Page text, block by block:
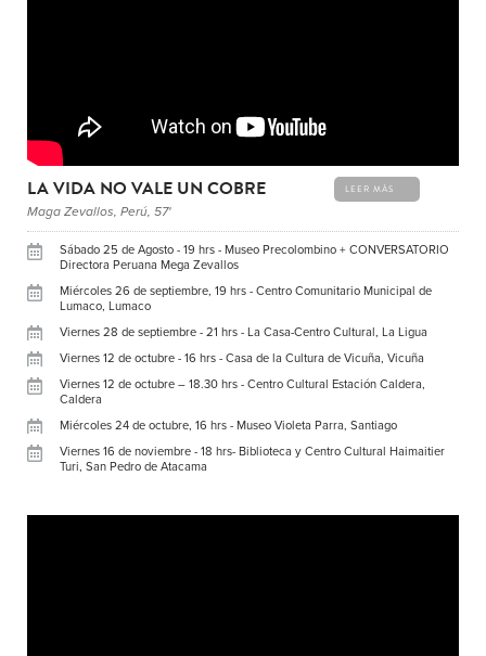
LA VIDA NO VALE UN COBRE LEER MÁS
Maga Zevallos, Perú, 57'
Sábado 25 de Agosto - 19 hrs - Museo Precolombino + CONVERSATORIO
Directora Peruana Mega Zevallos
Miércoles 26 de septiembre, 19 hrs - Centro Comunitario Municipal de
Lumaco, Lumaco
Viernes 28 de septiembre - 21 hrs - La Casa-Centro Cultural, La Ligua
Viernes 12 de octubre - 16 hrs - Casa de la Cultura de Vicuña, Vicuña
Viernes 12 de octubre – 18.30 hrs - Centro Cultural Estación Caldera,
Caldera
Miércoles 24 de octubre, 16 hrs - Museo Violeta Parra, Santiago
Viernes 16 de noviembre - 18 hrs- Biblioteca y Centro Cultural Haimaitier
Turi, San Pedro de Atacama